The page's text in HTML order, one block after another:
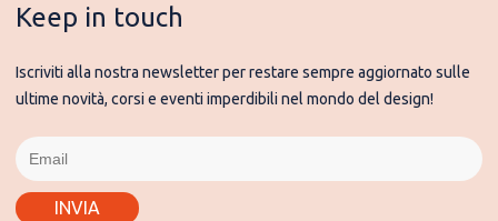
Keep in touch
Iscriviti alla nostra newsletter per restare sempre aggiornato sulle
ultime novità, corsi e eventi imperdibili nel mondo del design!
INVIA